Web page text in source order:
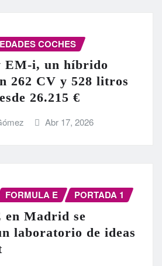
COCHES
EM-i, un híbrido
262 CV y 528 litros
26.215 €
Abr 17, 2026
FORMULA E PORTADA 1
en Madrid se
laboratorio de ideas